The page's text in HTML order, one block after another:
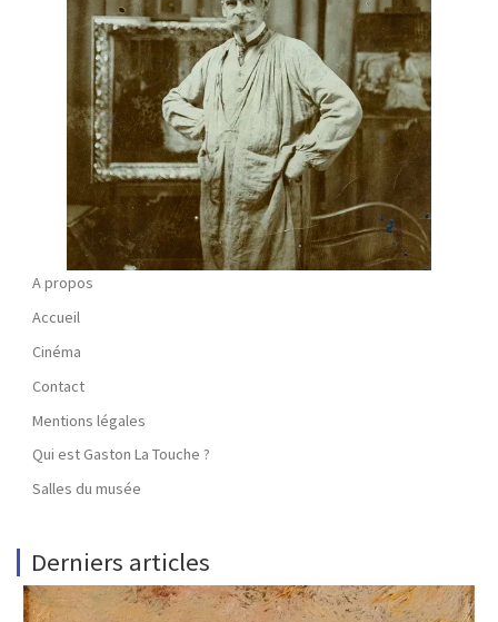
A propos
Accueil
Cinéma
Contact
Mentions légales
Qui est Gaston La Touche ?
Salles du musée
Derniers articles